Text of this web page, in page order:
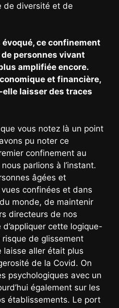
de diversité et de
évoqué, ce confinement
personnes vivant
amplifiée encore.
et financière,
laisser des traces
vous notez là un point
pu noter ce
confinement au
parlions à l’instant.
âgées et
confinées et dans
monde, de maintenir
directeurs de nos
cette logique-
de glissement
laisse aller était plus
de la Covid. On
psychologiques avec un
également sur les
établissements. Le port